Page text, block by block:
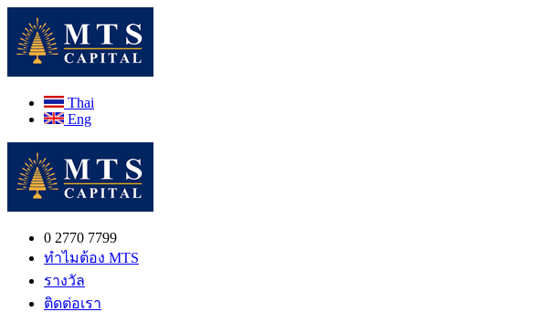
Thai
Eng
0 2770 7799
ทำไมต้อง MTS
รางวัล
ติดต่อเรา